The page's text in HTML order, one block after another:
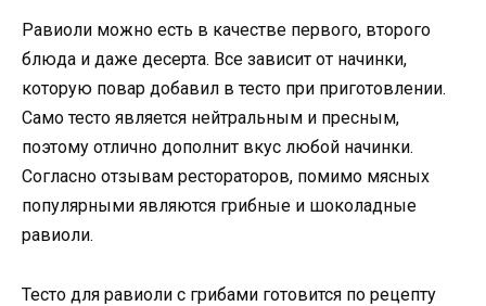
Равиоли можно есть в качестве первого, второго
блюда и даже десерта. Все зависит от начинки,
которую повар добавил в тесто при приготовлении.
Само тесто является нейтральным и пресным,
поэтому отлично дополнит вкус любой начинки.
Согласно отзывам рестораторов, помимо мясных
популярными являются грибные и шоколадные
равиоли.
Тесто для равиоли с грибами готовится по рецепту